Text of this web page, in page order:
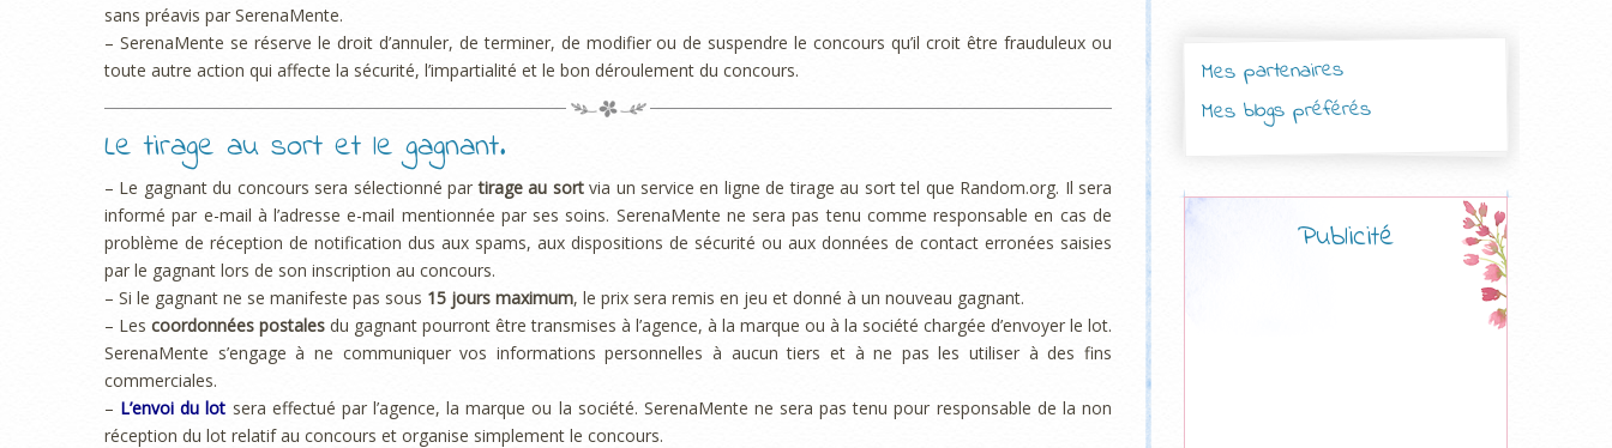
sans préavis par SerenaMente.
– SerenaMente se réserve le droit d’annuler, de terminer, de modifier ou de suspendre le concours qu’il croit être frauduleux ou
toute autre action qui affecte la sécurité, l’impartialité et le bon déroulement du concours.
Le tirage au sort et le gagnant.
– Le gagnant du concours sera sélectionné partirage au sortvia un service en ligne de tirage au sort tel que Random.org. Il sera
informé par e-mail à l’adresse e-mail mentionnée par ses soins. SerenaMente ne sera pas tenu comme responsable en cas de
problème de réception de notification dus aux spams, aux dispositions de sécurité ou aux données de contact erronées saisies
par le gagnant lors de son inscription au concours.
– Si le gagnant ne se manifeste pas sous 15 jours maximum, le prix sera remis en jeu et donné à un nouveau gagnant.
– Les coordonnées postales du gagnant pourront être transmises à l’agence, à la marque ou à la société chargée d’envoyer le lot.
SerenaMente s’engage à ne communiquer vos informations personnelles à aucun tiers et à ne pas les utiliser à des fins
commerciales.
– L’envoi du lot sera effectué par l’agence, la marque ou la société. SerenaMente ne sera pas tenu pour responsable de la non
réception du lot relatif au concours et organise simplement le concours.
Mes partenaires
Mes blogs préférés
Publicité